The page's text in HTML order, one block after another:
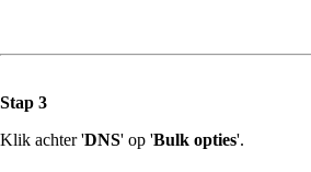
Stap 3
Klik achter 'DNS' op 'Bulk opties'.